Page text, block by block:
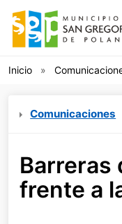
Inicio
Comunicaciones
Barreras
frente a